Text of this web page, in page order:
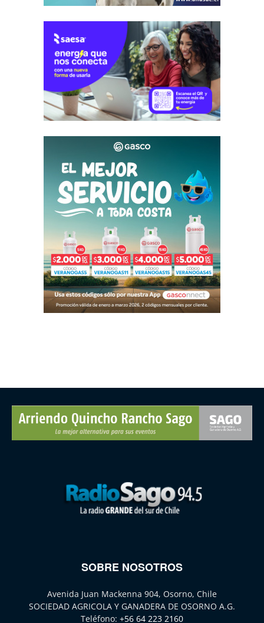
SOBRE NOSOTROS
Avenida Juan Mackenna 904, Osorno, Chile
SOCIEDAD AGRICOLA Y GANADERA DE OSORNO A.G.
Teléfono: +56 64 223 2160